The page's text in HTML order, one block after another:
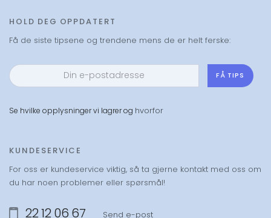
HOLD DEG OPPDATERT
Få de siste tipsene og trendene mens de er helt ferske:
FÅ TIPS
Se hvilke opplysninger vi lagrer og hvorfor
KUNDESERVICE
For oss er kundeservice viktig, så ta gjerne kontakt med oss om
du har noen problemer eller spørsmål!
22 12 06 67 Send e-post